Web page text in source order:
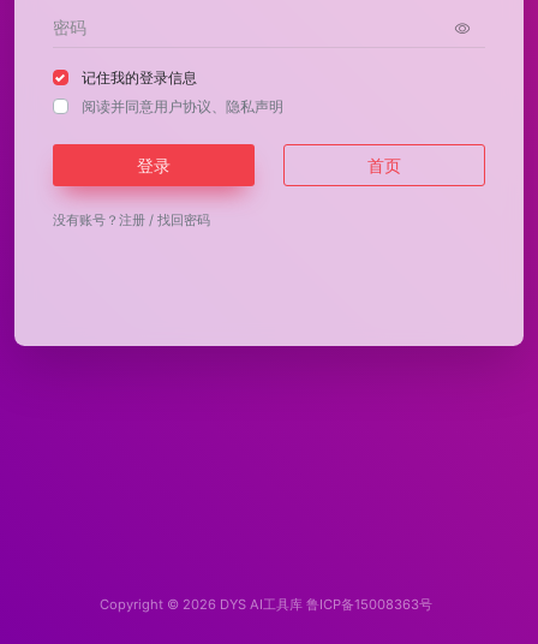
记住我的登录信息
阅读并同意用户协议、 隐私声明
登录 首页
没有账号？ 注册 / 找回密码
Copyright © 2026 DYS AI工具库 鲁ICP备15008363号